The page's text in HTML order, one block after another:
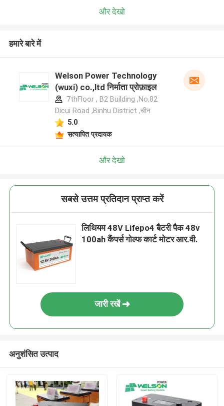
और देखो
हमारे बारे में
Welson Power Technology
(wuxi) co.,ltd निर्माता प्रोफ़ाइल
7thFloor , B2 Building ,No.82
Dicui Road ,Binhu District ,चीन
5.0
सत्यापित प्रदायक
और देखो
सबसे उत्तम प्रतिदान प्राप्त करें
लिथियम 48V Lifepo4 बैटरी पैक 48v
100ah कैंपर्स गोल्फ कार्ट मोटर आर.वी.
जारी रखें
अनुशंसित उत्पाद